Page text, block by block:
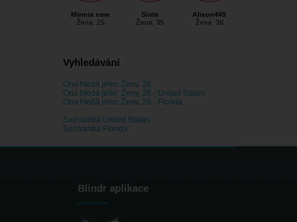
Minnie new
Žena, 25
Sinte
Žena, 35
Alison449
Žena, 36
Vyhledávání
Ona hledá jeho: Ženy, 28
Ona hledá jeho: Ženy, 28 - United States
Ona hledá jeho: Ženy, 28 - Florida
Seznamka United States
Seznamka Florida
Blindr aplikace